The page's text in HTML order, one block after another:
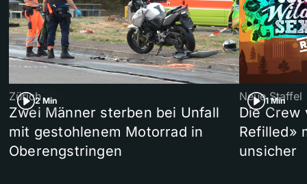
2 Min
Zürich
Zwei Männer sterben bei Unfall
mit gestohlenem Motorrad in
Oberengstringen
1 Min
Neue Staffel
Die Crew
Refilled»
unsicher